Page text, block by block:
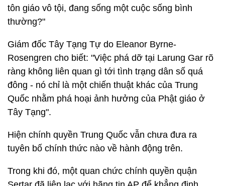
tôn giáo vô tội, đang sống một cuộc sống bình
thường?"
Giám đốc Tây Tạng Tự do Eleanor Byrne-
Rosengren cho biết: "Việc phá dỡ tại Larung Gar rõ
ràng không liên quan gì tới tình trạng dân số quá
đông - nó chỉ là một chiến thuật khác của Trung
Quốc nhằm phá hoại ảnh hưởng của Phật giáo ở
Tây Tạng".
Hiện chính quyền Trung Quốc vẫn chưa đưa ra
tuyên bố chính thức nào về hành động trên.
Trong khi đó, một quan chức chính quyền quận